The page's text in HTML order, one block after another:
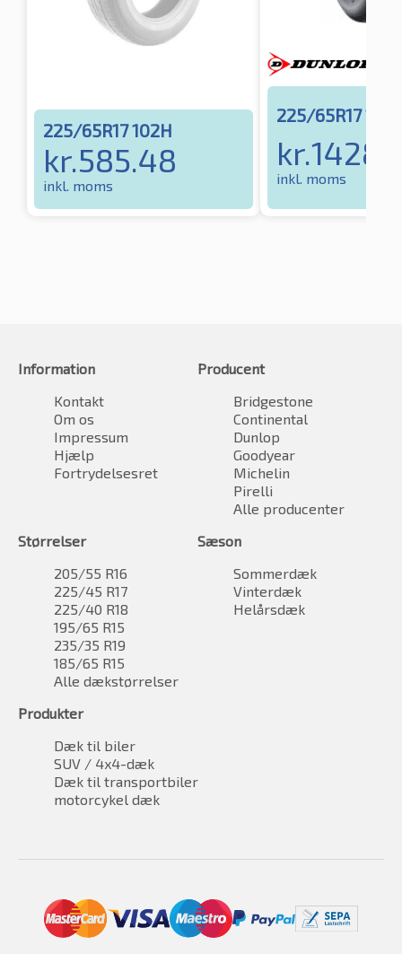
225/65R17 102H
kr.585.48
inkl. moms
225/65R17
kr.
inkl. moms
Information
Kontakt
Om os
Impressum
Hjælp
Fortrydelsesret
Producent
Bridgestone
Continental
Dunlop
Goodyear
Michelin
Pirelli
Alle producenter
Størrelser
205/55 R16
225/45 R17
225/40 R18
195/65 R15
235/35 R19
185/65 R15
Alle dækstørrelser
Sæson
Sommerdæk
Vinterdæk
Helårsdæk
Produkter
Dæk til biler
SUV / 4x4-dæk
Dæk til transportbiler
motorcykel dæk